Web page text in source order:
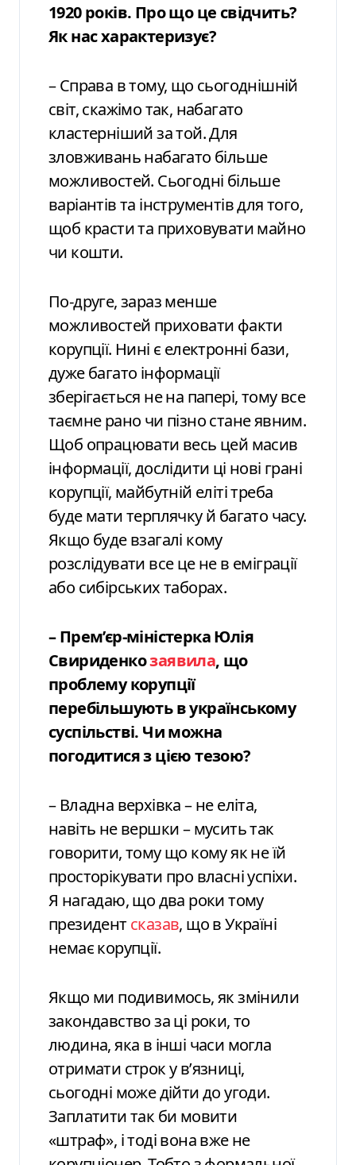
1920 років. Про що це свідчить?
Як нас характеризує?
– Справа в тому, що сьогоднішній
світ, скажімо так, набагато
кластерніший за той. Для
зловживань набагато більше
можливостей. Сьогодні більше
варіантів та інструментів для того,
щоб красти та приховувати майно
чи кошти.
По-друге, зараз менше
можливостей приховати факти
корупції. Нині є електронні бази,
дуже багато інформації
зберігається не на папері, тому все
таємне рано чи пізно стане явним.
Щоб опрацювати весь цей масив
інформації, дослідити ці нові грані
корупції, майбутній еліті треба
буде мати терплячку й багато часу.
Якщо буде взагалі кому
розслідувати все це не в еміграції
або сибірських таборах.
– Прем’єр-міністерка Юлія
Свириденкозаявила, що
проблему корупції
перебільшують в українському
суспільстві. Чи можна
погодитися з цією тезою?
– Владна верхівка – не еліта,
навіть не вершки – мусить так
говорити, тому що кому як не їй
просторікувати про власні успіхи.
Я нагадаю, що два роки тому
президентсказав, що в Україні
немає корупції.
Якщо ми подивимось, як змінили
закондавство за ці роки, то
людина, яка в інші часи могла
отримати строк у в’язниці,
сьогодні може дійти до угоди.
Заплатити так би мовити
«штраф», і тоді вона вже не